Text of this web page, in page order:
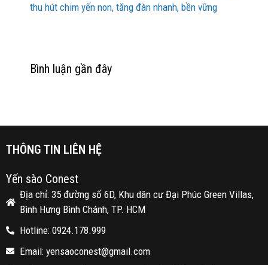
thu hút chim yến non, tăng đàn nhanh, bền vững
Bình luận gần đây
THÔNG TIN LIÊN HỆ
Yến sào Conest
Địa chỉ: 35 đường số 6D, Khu dân cư Đại Phúc Green Villas,
Bình Hưng Bình Chánh, TP. HCM
Hotline: 0924.178.999
Email: yensaoconest@gmail.com